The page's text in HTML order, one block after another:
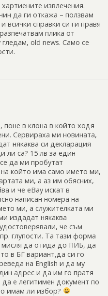
извлечения.
да ги откажа – ползвам
всички справки си ги правя
плика от
old news. Само се
в клона в който ходя
Сервираха ми новината,
някаква си декларация
ли са? 15 лв за един
да ми пробутат
който има само името ми,
ми, а аз им обясних,
и че eBay искат в
написан номера на
ми, а служителката ми
издадат някаква
че съм
глупости. Та тази форма
мисля да отида до ПИБ, да
в БГ вариант,да си го
на English и да му
адрес и да им го пратя
е легитимен документ по
имам ли избор?